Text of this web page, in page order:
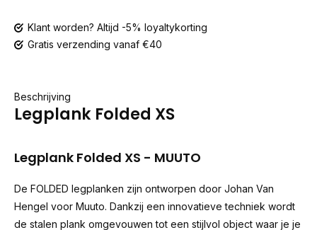
Klant worden? Altijd -5% loyaltykorting
Gratis verzending vanaf €40
Beschrijving
Legplank Folded XS
Legplank Folded XS - MUUTO
De FOLDED legplanken zijn ontworpen door Johan Van
Hengel voor Muuto. Dankzij een innovatieve techniek wordt
de stalen plank omgevouwen tot een stijlvol object waar je je